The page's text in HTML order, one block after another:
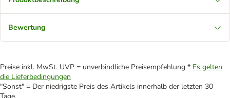
Bewertung
Preise inkl. MwSt. UVP = unverbindliche Preisempfehlung * Es gelten
die Lieferbedingungen
"Sonst" = Der niedrigste Preis des Artikels innerhalb der letzten 30